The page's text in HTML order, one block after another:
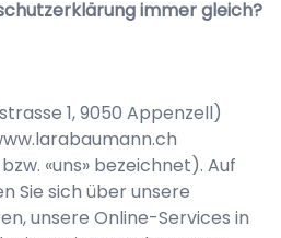
immer gleich?
1,9050 Appenzell)
«uns» bezeichnet). Auf
Sie sich über unsere
unsere Online-Services in